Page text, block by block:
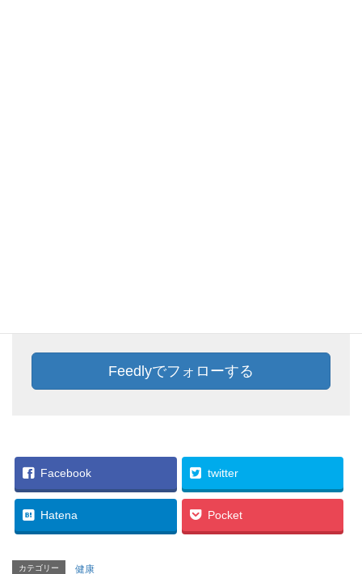
Feedlyでフォローする
Facebook twitter
Hatena Pocket
カテゴリー 健康